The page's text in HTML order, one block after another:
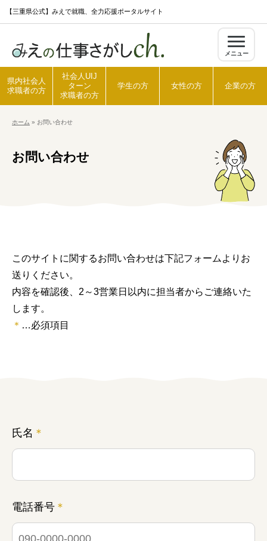
k
c
【三重県公式】みえで就職、全力応援ポータルサイト
メニュー
女性の方
企業の方
三重の就職関連MOVIE
個人情報保護方針
県内社会人
求職者の方
社会人UIJ
ターン
求職者の方
学生の方 女性の方 企業の方
ホーム » お問い合わせ
お問い合わせ
このサイトに関するお問い合わせは下記フォームよりお
送りください。
内容を確認後、2～3営業日以内に担当者からご連絡いた
します。
＊ …必須項目
氏名 ＊
電話番号 ＊